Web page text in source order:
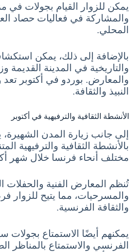
يمكن للزوار القيام بجولات في
والمشاركة في فعاليات حصاد
المحلي.
بالإضافة إلى ذلك، يمكن
والتاريخية في المدينة القديمة
والمعارض. بوردو في أكتوبر تعد
النبيذ والثقافة.
الأنشطة الثقافية والترفيهية في أكتوبر
إلى جانب زيارة المدن
بالأنشطة الثقافية والترفيهية
مختلف أنحاء فرنسا خلال شهر
تُنظم المعارض الفنية والحفلات
والمسرحيات، مما يتيح للزوار
والثقافة الفرنسية.
يمكنهم أيضًا الاستمتاع بجولات
الفرنسي والاستمتاع بالمناظر